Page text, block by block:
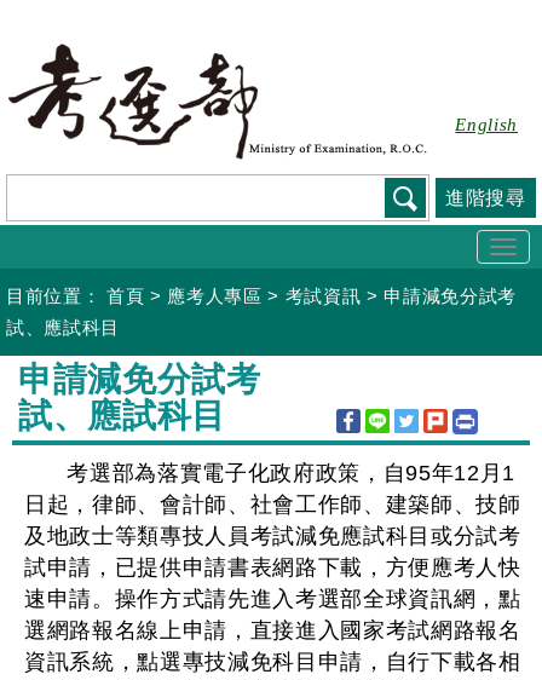
要
容
English
進階搜尋
目前位置： 首頁 > 應考人專區 > 考試資訊 > 申請減免分試考
試、應試科目
:::
申請減免分試考
試、應試科目
考選部為落實電子化政府政策，自95年12月1
日起，律師、會計師、社會工作師、建築師、技師
及地政士等類專技人員考試減免應試科目或分試考
試申請，已提供申請書表網路下載，方便應考人快
速申請。操作方式請先進入考選部全球資訊網，點
選網路報名線上申請，直接進入國家考試網路報名
資訊系統，點選專技減免科目申請，自行下載各相